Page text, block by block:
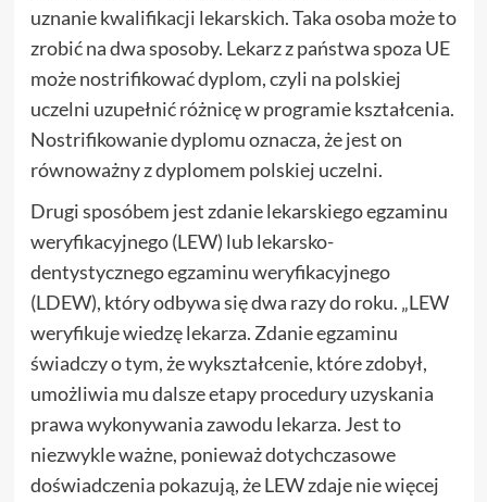
uznanie kwalifikacji lekarskich. Taka osoba może to
zrobić na dwa sposoby. Lekarz z państwa spoza UE
może nostrifikować dyplom, czyli na polskiej
uczelni uzupełnić różnicę w programie kształcenia.
Nostrifikowanie dyplomu oznacza, że jest on
równoważny z dyplomem polskiej uczelni.
Drugi sposóbem jest zdanie lekarskiego egzaminu
weryfikacyjnego (LEW) lub lekarsko-
dentystycznego egzaminu weryfikacyjnego
(LDEW), który odbywa się dwa razy do roku. „LEW
weryfikuje wiedzę lekarza. Zdanie egzaminu
świadczy o tym, że wykształcenie, które zdobył,
umożliwia mu dalsze etapy procedury uzyskania
prawa wykonywania zawodu lekarza. Jest to
niezwykle ważne, ponieważ dotychczasowe
doświadczenia pokazują, że LEW zdaje nie więcej